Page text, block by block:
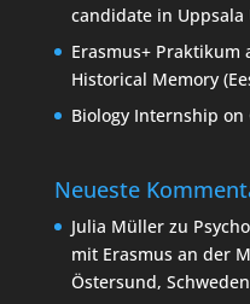
candidate in Uppsala
Erasmus+ Praktikum
Historical Memory
Biology Internship on
Neueste
Julia Müllerzu
mit Erasmus an der
Östersund, Schweden